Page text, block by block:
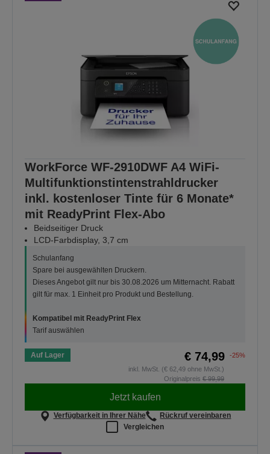
WorkForce WF-2910DWF A4 WiFi-
Multifunktionstintenstrahldrucker
inkl. kostenloser Tinte für 6 Monate*
mit ReadyPrint Flex-Abo
Beidseitiger Druck
LCD-Farbdisplay, 3,7 cm
Schulanfang
Spare bei ausgewählten Druckern.
Dieses Angebot gilt nur bis 30.08.2026 um Mitternacht. Rabatt
gilt für max. 1 Einheit pro Produkt und Bestellung.
Kompatibel mit ReadyPrint Flex
Tarif auswählen
Auf Lager € 74,99
-25%
inkl. MwSt. (€ 62,49 ohne MwSt.)
Originalpreis € 99,99
Jetzt kaufen
Verfügbarkeit in Ihrer Nähe
Rückruf vereinbaren
Vergleichen